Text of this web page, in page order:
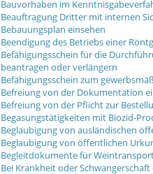
Bauvorhaben im
Beauftragung Dritter mit internen
Bebauungsplan einsehen
Beendigung des Betriebs einer
Befähigungsschein für die
beantragen oder verlängern
Befähigungsschein zum
Befreiung von der Dokumentation
Befreiung von der Pflicht zur
Begasungstätigkeiten mit Biozid-
Beglaubigung von ausländischen
Beglaubigung von öffentlichen
Begleitdokumente für
Bei Krankheit oder